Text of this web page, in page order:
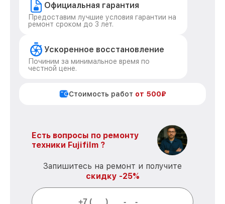
Официальная гарантия
Предоставим лучшие условия гарантии на
ремонт сроком до 3 лет.
Ускоренное восстановление
Починим за минимальное время по
честной цене.
Стоимость работ от 500₽
Есть вопросы по ремонту
техники Fujifilm ?
Запишитесь на ремонт и получите
скидку -25%